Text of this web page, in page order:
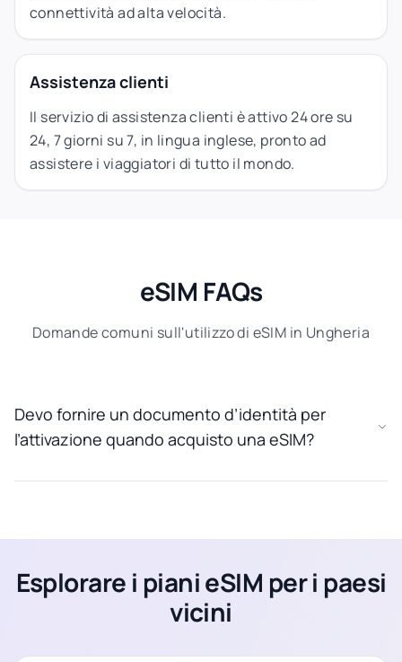
connettività ad alta velocità.
Assistenza clienti
Il servizio di assistenza clienti è attivo 24 ore su
24, 7 giorni su 7, in lingua inglese, pronto ad
assistere i viaggiatori di tutto il mondo.
eSIM FAQs
Domande comuni sull'utilizzo di eSIM in Ungheria
Devo fornire un documento d’identità per
l’attivazione quando acquisto una eSIM?
Esplorare i piani eSIM per i paesi
vicini